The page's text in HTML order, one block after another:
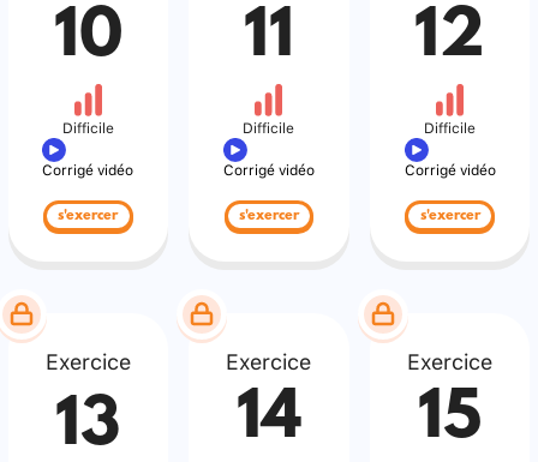
10
Difficile
Corrigé vidéo
s'exercer
11
Difficile
Corrigé vidéo
s'exercer
12
Difficile
Corrigé vidéo
s'exercer
Exercice
13
Exercice
14
Exercice
15